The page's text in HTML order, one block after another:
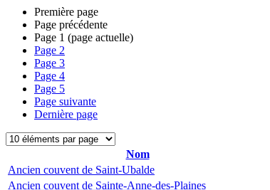
Première page
Page précédente
Page 1 (page actuelle)
Page 2
Page 3
Page 4
Page 5
Page suivante
Dernière page
Nom
Ancien couvent de Saint-Ubalde
Ancien couvent de Sainte-Anne-des-Plaines